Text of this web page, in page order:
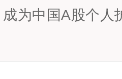
为中国A股个人